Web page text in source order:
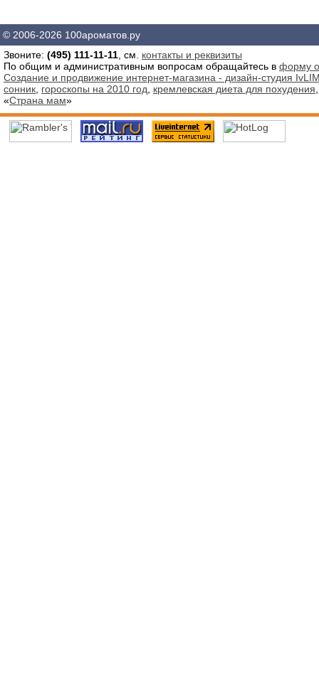
© 2006-2026 100ароматов.ру
Звоните: (495) 111-11-11 , см. контакты и реквизиты
По общим и административным вопросам обращайтесь в форму
Создание и продвижение интернет-магазина - дизайн-студия
сонник гороскопы на 2010 год кремлевская диета для похудения
«Страна мам»